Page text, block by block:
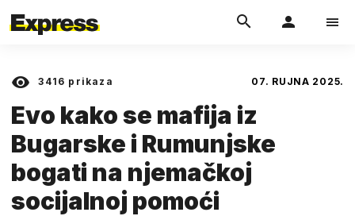
3416 prikaza 07. RUJNA 2025.
Evo kako se mafija iz
Bugarske i Rumunjske
bogati na njemačkoj
socijalnoj pomoći